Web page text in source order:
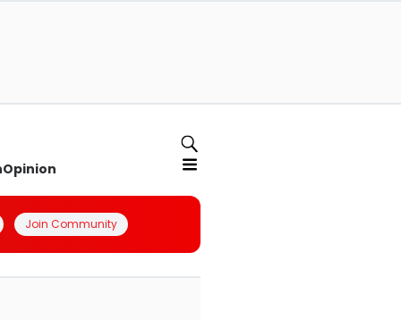
Opinion
Join Community